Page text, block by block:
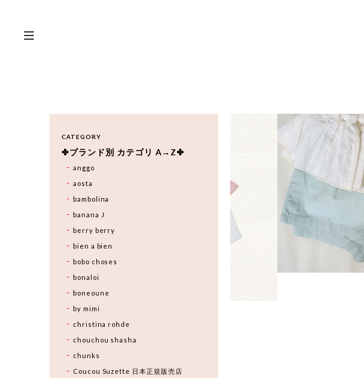
CATEGORY
✤ブランド別 カテゴリ A→Z✤
anggo
aosta
bambolina
banana J
berry berry
bien a bien
bobo choses
bonaloi
boneoune
by mimi
christina rohde
chouchou shasha
chunks
Coucou Suzette 日本正規販売店